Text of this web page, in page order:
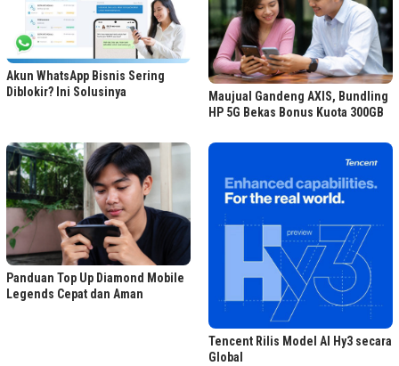
Akun WhatsApp Bisnis Sering
Diblokir? Ini Solusinya
Maujual Gandeng AXIS, Bundling
HP 5G Bekas Bonus Kuota 300GB
Panduan Top Up Diamond Mobile
Legends Cepat dan Aman
Tencent Rilis Model AI Hy3 secara
Global